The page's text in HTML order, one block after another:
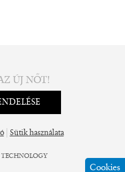
Cookies
ÚJ NŐT!
| Sütik használata
TECHNOLOGY